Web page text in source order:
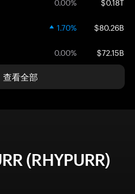
1.70% $80.26B
0.00% $72.15B
查看全部
(RHYPURR)